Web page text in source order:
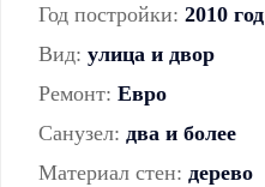
Год постройки: 2010 год
Вид: улица и двор
Ремонт: Евро
Санузел: два и более
Материал стен: дерево